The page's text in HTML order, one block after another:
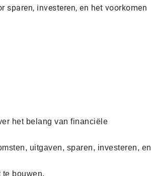
sparen, investeren, en het voorkomen
het belang van financiële
uitgaven, sparen, investeren, en
te bouwen.